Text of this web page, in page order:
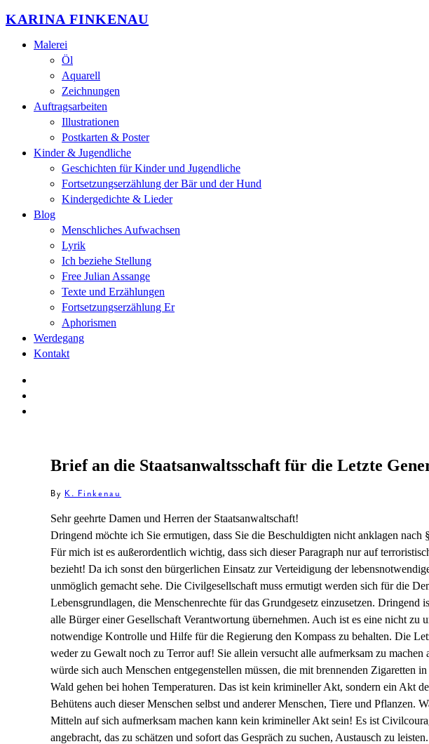
KARINA FINKENAU
Malerei
Öl
Aquarell
Zeichnungen
Auftragsarbeiten
Illustrationen
Postkarten & Poster
Kinder & Jugendliche
Geschichten für Kinder und Jugendliche
Fortsetzungserzählung der Bär und der Hund
Kindergedichte & Lieder
Blog
Menschliches Aufwachsen
Lyrik
Ich beziehe Stellung
Free Julian Assange
Texte und Erzählungen
Fortsetzungserzählung Er
Aphorismen
Werdegang
Kontakt
Brief an die Staatsanwaltsschaft für die Letzte
By K. Finkenau
Sehr geehrte Damen und Herren der Staatsanwaltschaft!
Dringend möchte ich Sie ermutigen, dass Sie die Beschuldigten nicht anklagen nach
Für mich ist es außerordentlich wichtig, dass sich dieser Paragraph nur auf
bezieht! Da ich sonst den bürgerlichen Einsatz zur Verteidigung der
unmöglich gemacht sehe. Die Civilgesellschaft muss ermutigt werden sich für die
Lebensgrundlagen, die Menschenrechte für das Grundgesetz einzusetzen. Dringend
alle Bürger einer Gesellschaft Verantwortung übernehmen. Auch ist es eine nicht zu
notwendige Kontrolle und Hilfe für die Regierung den Kompass zu behalten. Die
weder zu Gewalt noch zu Terror auf! Sie allein versucht alle aufmerksam zu machen
würde sich auch Menschen entgegenstellen müssen, die mit brennenden Zigaretten
Wald gehen bei hohen Temperaturen. Das ist kein krimineller Akt, sondern ein Akt
Behütens auch dieser Menschen selbst und anderer Menschen, Tiere und Pflanzen.
Mitteln auf sich aufmerksam machen kann kein krimineller Akt sein! Es ist
angebracht, das zu schätzen und sofort das Gespräch zu suchen, Austausch zu leisten.